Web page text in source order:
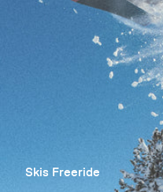
Skis Freeride